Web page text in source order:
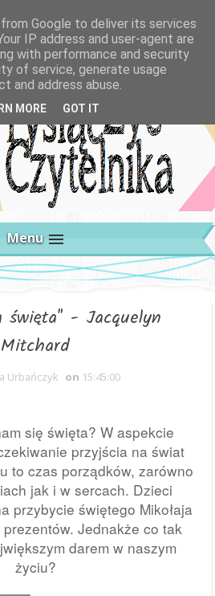
Menu
święta" - Jacquelyn
Mitchard
Urbańczyk on 15:45:00
się święta? W aspekcie
przyjścia na świat
to czas porządków, zarówno
jak i w sercach. Dzieci
przybycie świętego Mikołaja
prezentów. Jednakże co tak
darem w naszym
życiu?
Google to deliver its services
IP address and user-agent are
with performance and security
of service, generate usage
and address abuse.
MORE GOT IT